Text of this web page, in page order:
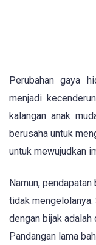
Perubahan gaya
menjadi
kalangan anak
berusaha untuk
untuk mewujudkan
Namun,
tidak mengelolanya.
dengan bijak adalah
Pandangan lama